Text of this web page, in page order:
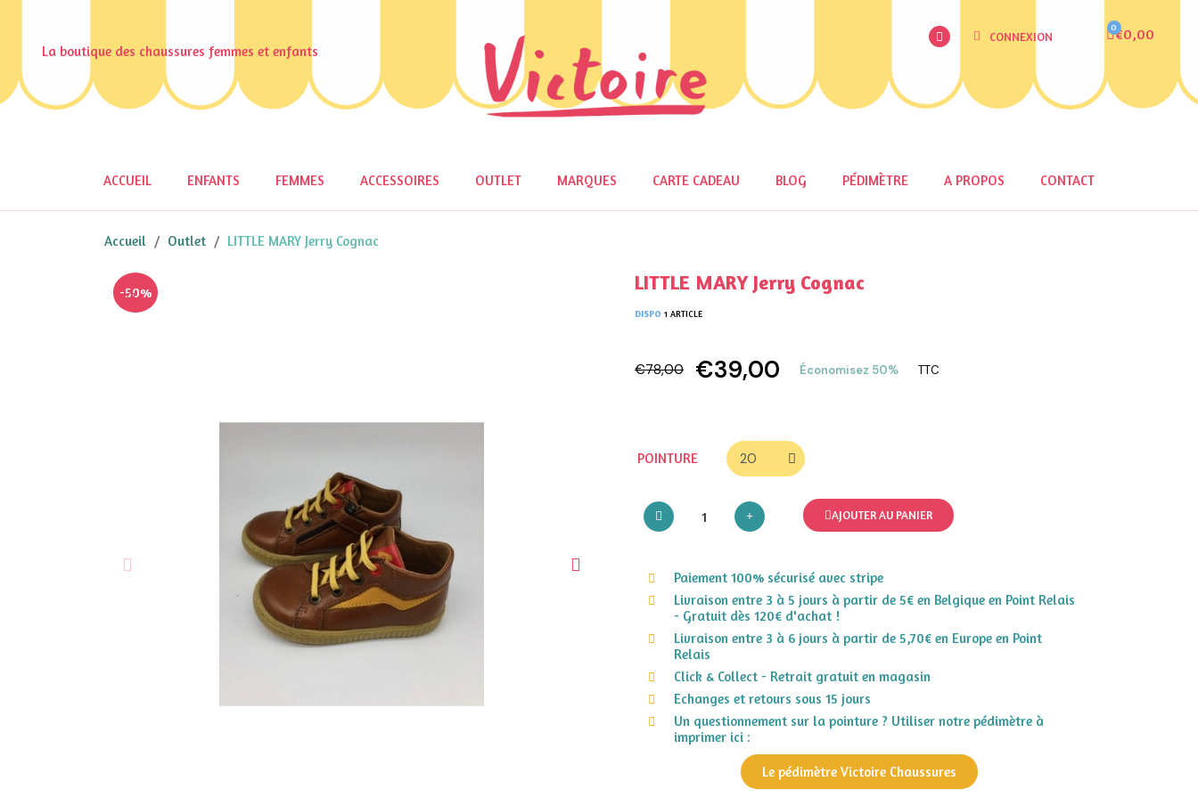
La boutique des chaussures femmes et enfants
CONNEXION €0,00
ACCUEIL ENFANTS FEMMES ACCESSOIRES OUTLET MARQUES CARTE CADEAU BLOG PÉDIMÈTRE A PROPOS CONTACT
Accueil Outlet LITTLE MARY Jerry Cognac
-50% LITTLE MARY Jerry Cognac
DISPO 1 ARTICLE
€78,00 €39,00 Économisez 50% TTC
POINTURE
AJOUTER AU PANIER
Paiement 100% sécurisé avec stripe
Livraison entre 3 à 5 jours à partir de 5€ en Belgique en Point Relais
- Gratuit dès 120€ d'achat !
Livraison entre 3 à 6 jours à partir de 5,70€ en Europe en Point
Relais
Click & Collect - Retrait gratuit en magasin
Echanges et retours sous 15 jours
Un questionnement sur la pointure ? Utiliser notre pédimètre à
imprimer ici :
Le pédimètre Victoire Chaussures